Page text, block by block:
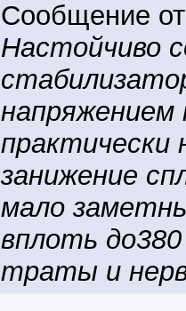
Сообщение
Настойчиво
практически
занижение
мало
вплоть
траты и